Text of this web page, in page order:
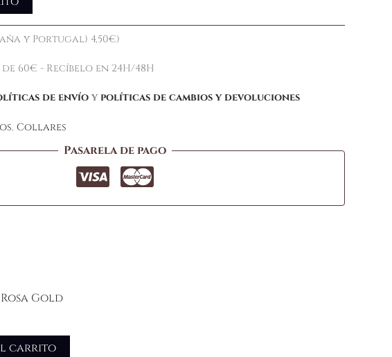
y Portugal) 4,50€)
60€ - Recíbelo en 24H/48H
de envíoy políticas de cambios y devoluciones
, Collares
Pasarela de pago
Gold
carrito